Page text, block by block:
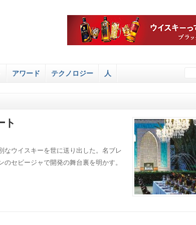
アワード テクノロジー 人
ト
なウイスキーを世に送り出した。名ブレ
セビージャで開発の舞台裏を明かす。